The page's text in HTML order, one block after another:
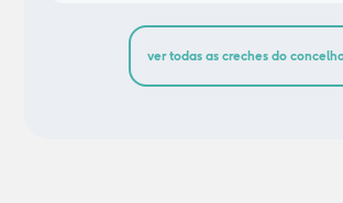
ver todas as creches do